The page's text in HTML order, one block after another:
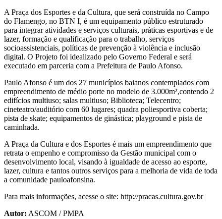
A Praça dos Esportes e da Cultura, que será construída no Campo
do Flamengo, no BTN I, é um equipamento público estruturado
para integrar atividades e serviços culturais, práticas esportivas e de
lazer, formação e qualificação para o trabalho, serviços
socioassistenciais, políticas de prevenção à violência e inclusão
digital. O Projeto foi idealizado pelo Governo Federal e será
executado em parceria com a Prefeitura de Paulo Afonso.
Paulo Afonso é um dos 27 municípios baianos contemplados com
empreendimento de médio porte no modelo de 3.000m²,contendo 2
edifícios multiuso; salas multiuso; Biblioteca; Telecentro;
cineteatro/auditório com 60 lugares; quadra poliesportiva coberta;
pista de skate; equipamentos de ginástica; playground e pista de
caminhada.
A Praça da Cultura e dos Esportes é mais um empreendimento que
retrata o empenho e compromisso da Gestão municipal com o
desenvolvimento local, visando à igualdade de acesso ao esporte,
lazer, cultura e tantos outros serviços para a melhoria de vida de toda
a comunidade pauloafonsina.
Para mais informações, acesse o site: http://pracas.cultura.gov.br
Autor: ASCOM / PMPA